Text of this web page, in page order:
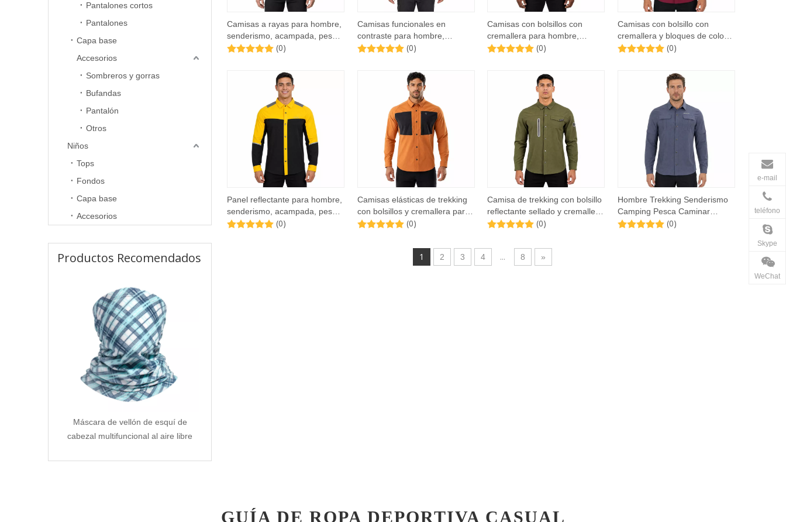
Pantalones cortos
Pantalones
Capa base
Accesorios
Sombreros y gorras
Bufandas
Pantalón
Otros
Niños
Tops
Fondos
Capa base
Accesorios
Productos Recomendados
Máscara de vellón de esquí de
cabezal multifuncional al aire libre
Camisas a rayas para hombre,
senderismo, acampada, pesca,
refrigeración, ventilación en
(0)
Camisas funcionales en
contraste para hombre,
senderismo, acampada, pesca,
espalda y axila
(0)
Camisas con bolsillos con
cremallera para hombre,
senderismo, acampada,
(0)
Camisas con bolsillo con
cremallera y bloques de color
para senderismo, senderismo y
(0)
Panel reflectante para hombre,
senderismo, acampada, pesca,
camisas funcionales en
(0)
Camisas elásticas de trekking
con bolsillos y cremallera para
hombre
(0)
Camisa de trekking con bolsillo
reflectante sellado y cremallera
para hombre (0)
Hombre Trekking Senderismo
Camping Pesca Caminar
Manga Zip Off 2 en 1 Camisas
(0)
1 2 3 4 ... 8 »
GUÍA DE ROPA DEPORTIVA CASUAL
e-mail
teléfono
Skype
WeChat